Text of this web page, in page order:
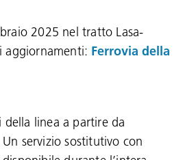
2025 nel tratto Lasa-
aggiornamenti: Ferrovia della
linea a partire da
servizio sostitutivo con